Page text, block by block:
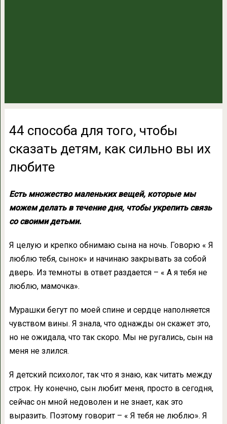
44 способа для того, чтобы
сказать детям, как сильно вы их
любите
Есть множество маленьких вещей, которые мы
можем делать в течение дня, чтобы укрепить связь
со своими детьми.
Я целую и крепко обнимаю сына на ночь. Говорю « Я
люблю тебя, сынок» и начинаю закрывать за собой
дверь. Из темноты в ответ раздается – « А я тебя не
люблю, мамочка».
Мурашки бегут по моей спине и сердце наполняется
чувством вины. Я знала, что однажды он скажет это,
но не ожидала, что так скоро. Мы не ругались, сын на
меня не злился.
Я детский психолог, так что я знаю, как читать между
строк. Ну конечно, сын любит меня, просто в сегодня,
сейчас он мной недоволен и не знает, как это
выразить. Поэтому говорит – « Я тебя не люблю». Я